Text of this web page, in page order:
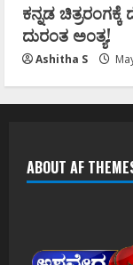
ಕನ್ನಡ
ದುರಂತ ಅಂತ್ಯ!
Ashitha S
ABOUT AF